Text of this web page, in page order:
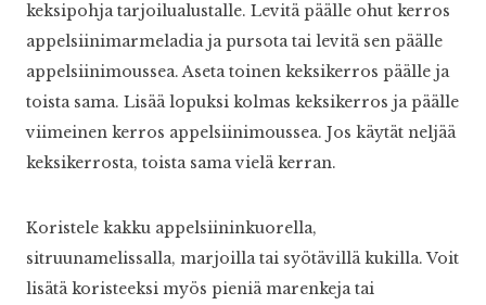
keksipohja tarjoilualustalle. Levitä päälle ohut kerros
appelsiinimarmeladia ja pursota tai levitä sen päälle
appelsiinimoussea. Aseta toinen keksikerros päälle ja
toista sama. Lisää lopuksi kolmas keksikerros ja päälle
viimeinen kerros appelsiinimoussea. Jos käytät neljää
keksikerrosta, toista sama vielä kerran.
Koristele kakku appelsiininkuorella,
sitruunamelissalla, marjoilla tai syötävillä kukilla. Voit
lisätä koristeeksi myös pieniä marenkeja tai